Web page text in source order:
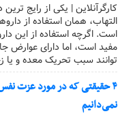
کارگرآنلاین | یکی از رایج
التهاب، همان استفاده از
است. اگرچه استفاده از این
مفید است، اما دارای عوارض
‌توانند سبب تحریک معده و
۴ حقیقتی که در مورد عزت
نمی‌دانیم